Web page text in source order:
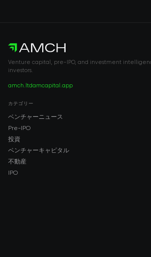
Venture capital, pre-IPO, and investment
investors.
amch.ltdamcapital.app
カテゴリー
ベンチャーニュース
Pre-IPO
投資
ベンチャーキャピタル
不動産
IPO